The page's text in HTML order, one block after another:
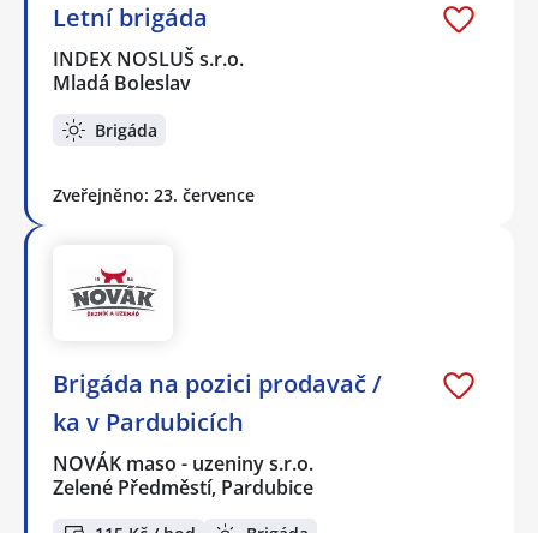
Letní brigáda
INDEX NOSLUŠ s.r.o.
Mladá Boleslav
Brigáda
Zveřejněno: 23. července
Brigáda na pozici prodavač /
ka v Pardubicích
NOVÁK maso - uzeniny s.r.o.
Zelené Předměstí, Pardubice